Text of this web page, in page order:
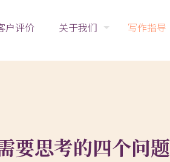
户评价 关于我们 写作指导
要思考的四个问题